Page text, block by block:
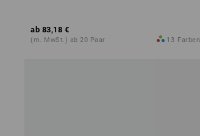
ab 83,18 €
(m. MwSt.) ab 20 Paar 13 Farben